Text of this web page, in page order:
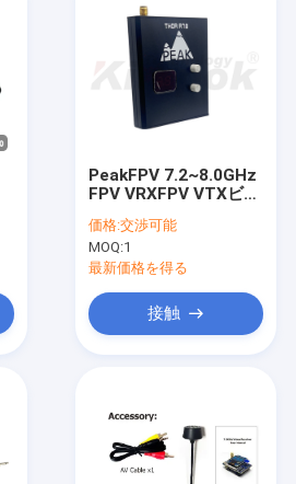
PeakFPV 7.2~8.0GHz
FPV VRXFPV VTXビデ
ンパクトな設計と冷却
システム
価格:交渉可能
MOQ:1
最新価格を得る
接触